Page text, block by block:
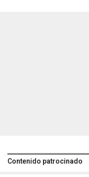
Contenido patrocinado